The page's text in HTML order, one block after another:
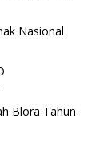
Nasional
Blora Tahun